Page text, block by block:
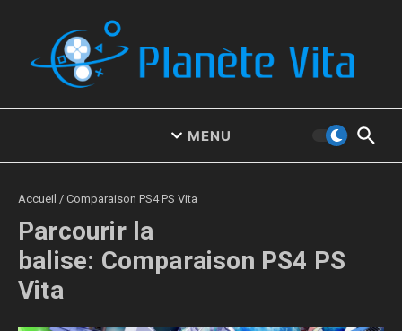
MENU
Accueil / Comparaison PS4 PS Vita
Parcourir la
balise: Comparaison PS4 PS
Vita